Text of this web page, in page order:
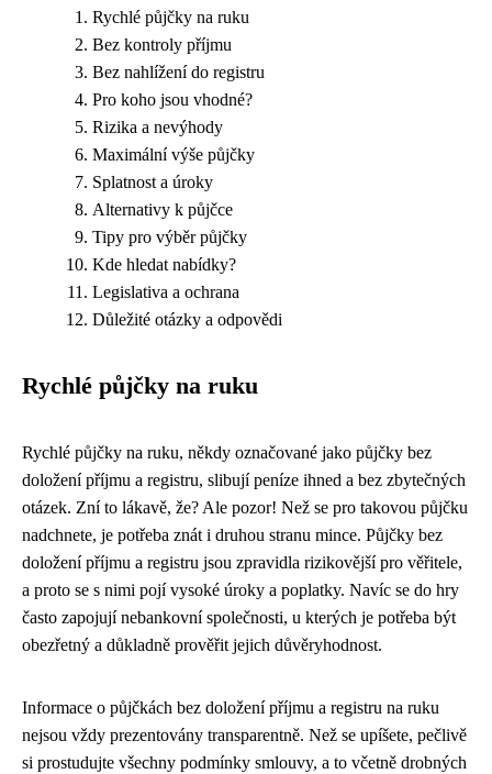
Rychlé půjčky na ruku
Bez kontroly příjmu
Bez nahlížení do registru
Pro koho jsou vhodné?
Rizika a nevýhody
Maximální výše půjčky
Splatnost a úroky
Alternativy k půjčce
Tipy pro výběr půjčky
Kde hledat nabídky?
Legislativa a ochrana
Důležité otázky a odpovědi
Rychlé půjčky na ruku
Rychlé půjčky na ruku, někdy označované jako půjčky bez
doložení příjmu a registru, slibují peníze ihned a bez zbytečných
otázek. Zní to lákavě, že? Ale pozor! Než se pro takovou půjčku
nadchnete, je potřeba znát i druhou stranu mince. Půjčky bez
doložení příjmu a registru jsou zpravidla rizikovější pro věřitele,
a proto se s nimi pojí vysoké úroky a poplatky. Navíc se do hry
často zapojují nebankovní společnosti, u kterých je potřeba být
obezřetný a důkladně prověřit jejich důvěryhodnost.
Informace o půjčkách bez doložení příjmu a registru na ruku
nejsou vždy prezentovány transparentně. Než se upíšete, pečlivě
si prostudujte všechny podmínky smlouvy, a to včetně drobných